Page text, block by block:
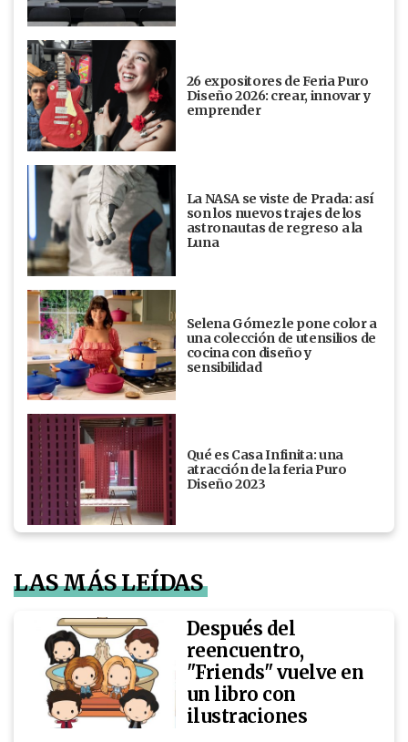
26 expositores de Feria Puro
Diseño 2026: crear, innovar y
emprender
La NASA se viste de Prada: así
son los nuevos trajes de los
astronautas de regreso a la
Luna
Selena Gómez le pone color a
una colección de utensilios de
cocina con diseño y
sensibilidad
Qué es Casa Infinita: una
atracción de la feria Puro
Diseño 2023
LAS MÁS LEÍDAS
Después del
reencuentro,
"Friends" vuelve en
un libro con
ilustraciones